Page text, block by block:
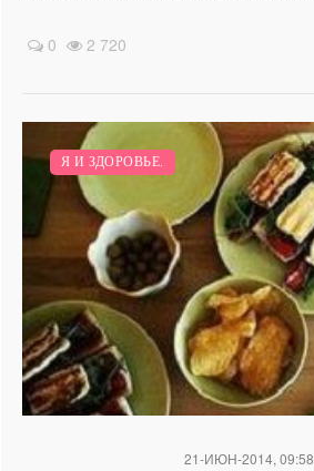
0 2 720
Я И ЗДОРОВЬЕ.
21-ИЮН-2014, 09:58